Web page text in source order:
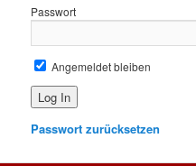
Passwort
Angemeldet bleiben
Passwort zurücksetzen